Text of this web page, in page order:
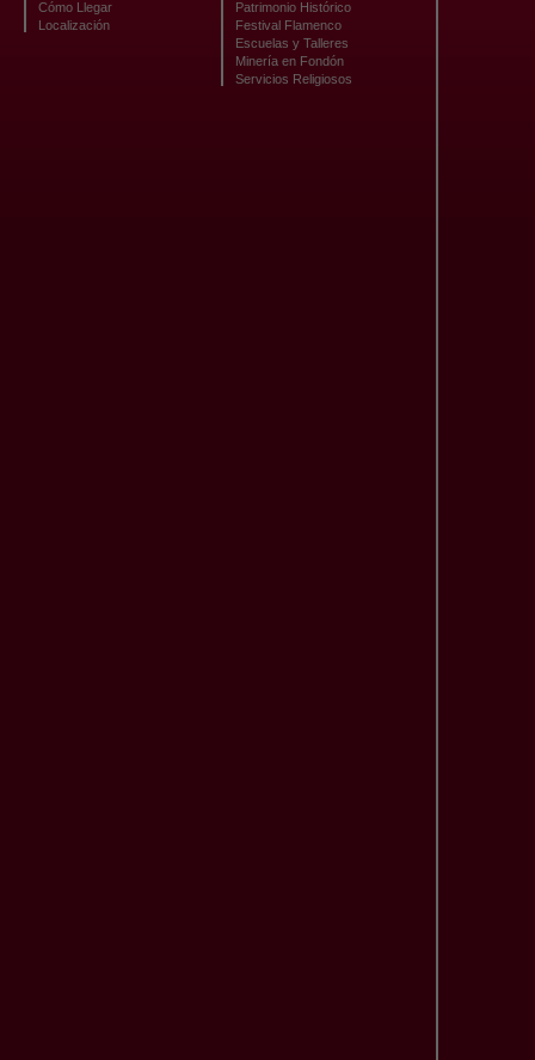
Cómo Llegar
Localización
Patrimonio Histórico
Festival Flamenco
Escuelas y Talleres
Minería en Fondón
Servicios Religiosos